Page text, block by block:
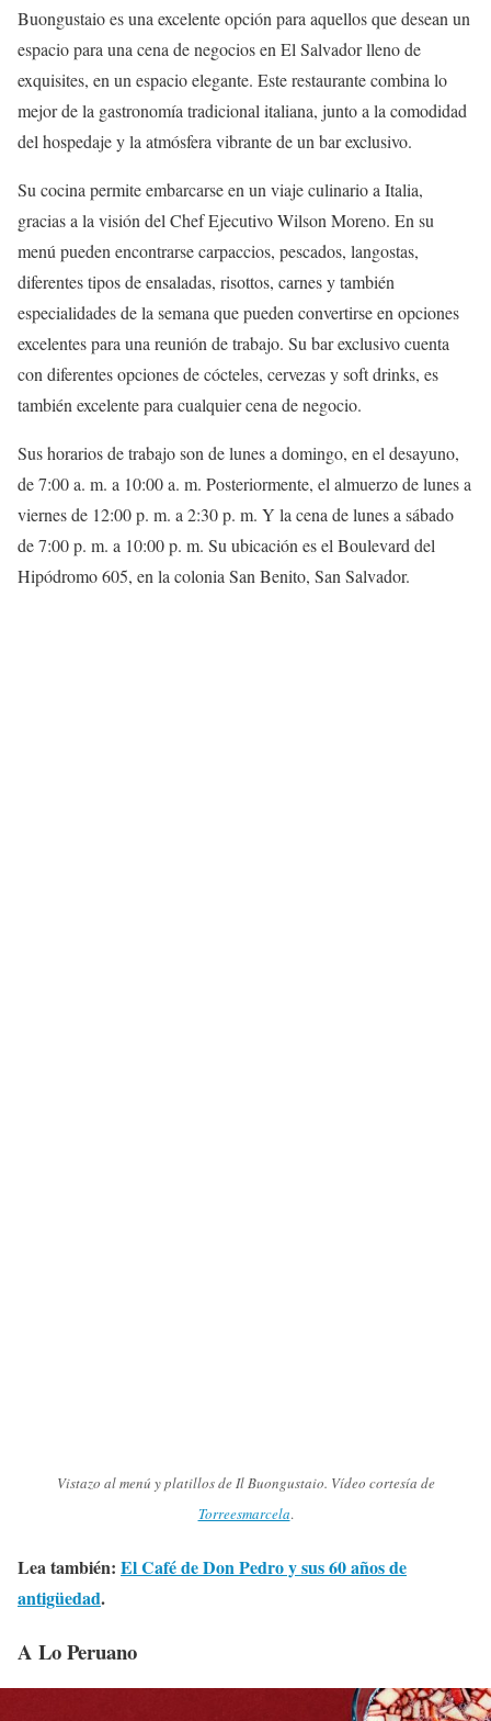
Buongustaio es una excelente opción para aquellos que desean un
espacio para una cena de negocios en El Salvador lleno de
exquisites, en un espacio elegante. Este restaurante combina lo
mejor de la gastronomía tradicional italiana, junto a la comodidad
del hospedaje y la atmósfera vibrante de un bar exclusivo.
Su cocina permite embarcarse en un viaje culinario a Italia,
gracias a la visión del Chef Ejecutivo Wilson Moreno. En su
menú pueden encontrarse carpaccios, pescados, langostas,
diferentes tipos de ensaladas, risottos, carnes y también
especialidades de la semana que pueden convertirse en opciones
excelentes para una reunión de trabajo. Su bar exclusivo cuenta
con diferentes opciones de cócteles, cervezas y soft drinks, es
también excelente para cualquier cena de negocio.
Sus horarios de trabajo son de lunes a domingo, en el desayuno,
de 7:00 a. m. a 10:00 a. m. Posteriormente, el almuerzo de lunes a
viernes de 12:00 p. m. a 2:30 p. m. Y la cena de lunes a sábado
de 7:00 p. m. a 10:00 p. m. Su ubicación es el Boulevard del
Hipódromo 605, en la colonia San Benito, San Salvador.
Vistazo al menú y platillos de Il Buongustaio. Vídeo cortesía de
Torreesmarcela.
Lea también: El Café de Don Pedro y sus 60 años de
antigüedad.
A Lo Peruano